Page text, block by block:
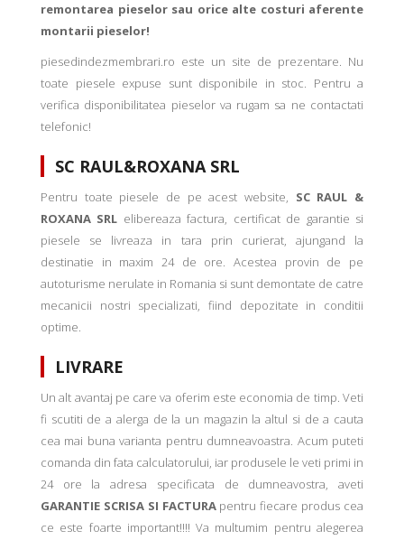
remontarea pieselor sau orice alte costuri aferente
montarii pieselor!
piesedindezmembrari.ro este un site de prezentare. Nu
toate piesele expuse sunt disponibile in stoc. Pentru a
verifica disponibilitatea pieselor va rugam sa ne contactati
telefonic!
SC RAUL&ROXANA SRL
Pentru toate piesele de pe acest website, SC RAUL &
ROXANA SRL elibereaza factura, certificat de garantie si
piesele se livreaza in tara prin curierat, ajungand la
destinatie in maxim 24 de ore. Acestea provin de pe
autoturisme nerulate in Romania si sunt demontate de catre
mecanicii nostri specializati, fiind depozitate in conditii
optime.
LIVRARE
Un alt avantaj pe care va oferim este economia de timp. Veti
fi scutiti de a alerga de la un magazin la altul si de a cauta
cea mai buna varianta pentru dumneavoastra. Acum puteti
comanda din fata calculatorului, iar produsele le veti primi in
24 ore la adresa specificata de dumneavostra, aveti
GARANTIE SCRISA SI FACTURApentru fiecare produs cea
ce este foarte important!!!! Va multumim pentru alegerea